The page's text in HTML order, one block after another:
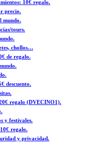
10€ regalo.
precio.
mundo.
tours.
chollos…
de regalo.
descuento.
regalo (DVECINO1).
y festivales.
regalo.
y privacidad.